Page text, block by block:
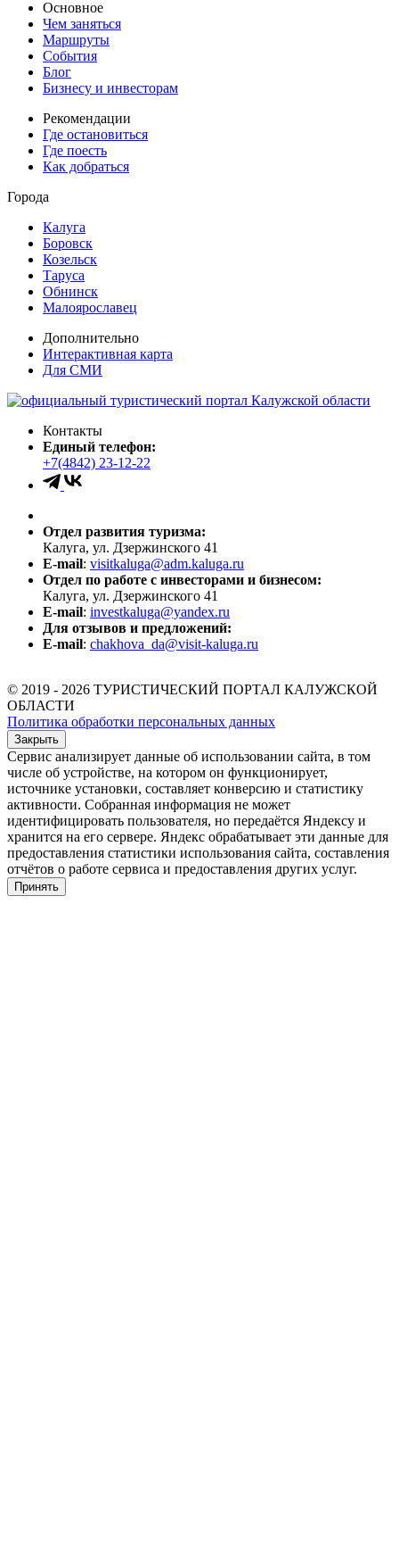
Основное
Чем заняться
Маршруты
События
Блог
Бизнесу и инвесторам
Рекомендации
Где остановиться
Где поесть
Как добраться
Города
Калуга
Боровск
Козельск
Таруса
Обнинск
Малоярославец
Дополнительно
Интерактивная карта
Для СМИ
Контакты
Единый телефон:
+7(4842) 23-12-22
Отдел развития туризма:
Калуга, ул. Дзержинского 41
E-mail: visitkaluga@adm.kaluga.ru
Отдел по работе с инвесторами и бизнесом:
Калуга, ул. Дзержинского 41
E-mail: investkaluga@yandex.ru
Для отзывов и предложений:
E-mail: chakhova_da@visit-kaluga.ru
© 2019 - 2026 ТУРИСТИЧЕСКИЙ ПОРТАЛ КАЛУЖСКОЙ
ОБЛАСТИ
Политика обработки персональных данных
Закрыть
Сервис анализирует данные об использовании сайта, в том
числе об устройстве, на котором он функционирует,
источнике установки, составляет конверсию и статистику
активности. Собранная информация не может
идентифицировать пользователя, но передаётся Яндексу и
хранится на его сервере. Яндекс обрабатывает эти данные для
предоставления статистики использования сайта, составления
отчётов о работе сервиса и предоставления других услуг.
Принять